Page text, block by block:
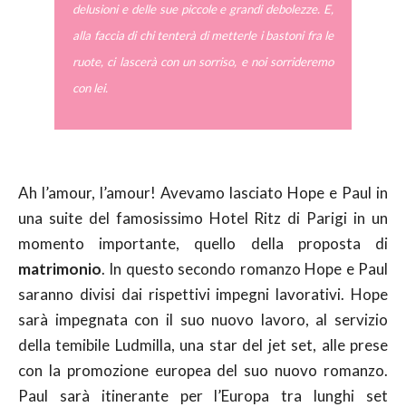
delusioni e delle sue piccole e grandi debolezze. E,
alla faccia di chi tenterà di metterle i bastoni fra le
ruote, ci lascerà con un sorriso, e noi sorrideremo
con lei.
Ah l’amour, l’amour! Avevamo lasciato Hope e Paul in
una suite del famosissimo Hotel Ritz di Parigi in un
momento importante, quello della proposta di
matrimonio. In questo secondo romanzo Hope e Paul
saranno divisi dai rispettivi impegni lavorativi. Hope
sarà impegnata con il suo nuovo lavoro, al servizio
della temibile Ludmilla, una star del jet set, alle prese
con la promozione europea del suo nuovo romanzo.
Paul sarà itinerante per l’Europa tra lunghi set